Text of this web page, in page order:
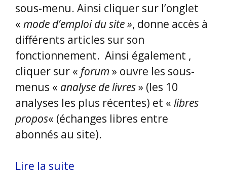
sous-menu. Ainsi cliquer sur l’onglet
« mode d’emploi du site », donne accès à
différents articles sur son
fonctionnement. Ainsi également ,
cliquer sur « forum » ouvre les sous-
menus « analyse de livres» (les 10
analyses les plus récentes) et « libres
propos« (échanges libres entre
abonnés au site).
Lire la suite